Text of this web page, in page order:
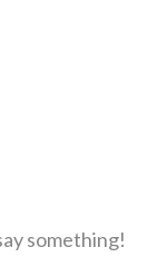
something!